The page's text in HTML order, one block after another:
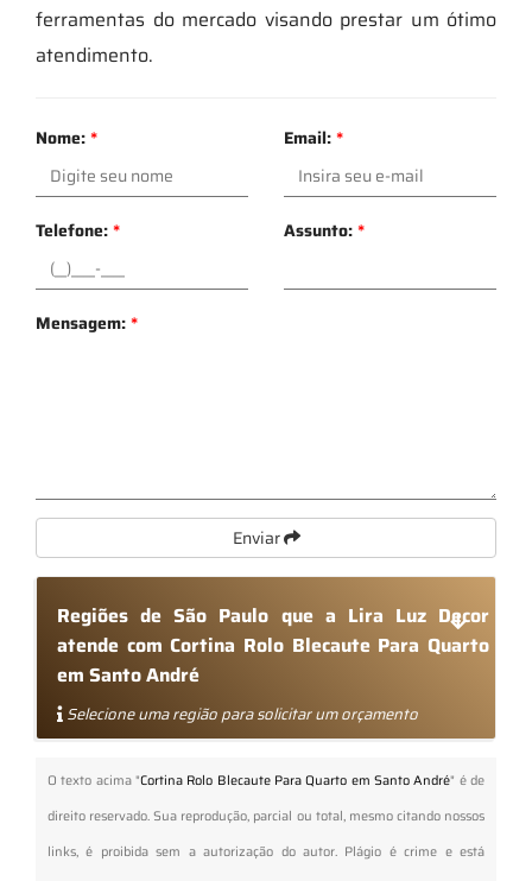
ferramentas do mercado visando prestar um ótimo
atendimento.
Nome:* Email:*
Telefone:* Assunto:*
Mensagem:*
Enviar
Regiões de São Paulo que a Lira Luz Decor
atende com Cortina Rolo Blecaute Para Quarto
em Santo André
Selecione uma região para solicitar um orçamento
O texto acima "Cortina Rolo Blecaute Para Quarto em Santo André" é de
direito reservado. Sua reprodução, parcial ou total, mesmo citando nossos
links, é proibida sem a autorização do autor. Plágio é crime e está